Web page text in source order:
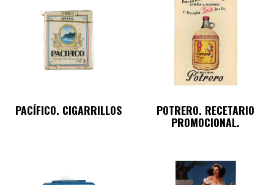
PACÍFICO. CIGARRILLOS POTRERO. RECETARIO
PROMOCIONAL.